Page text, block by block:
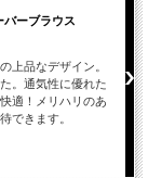
ーブラウス
上品なデザイン。
。通気性に優れた
適！メリハリのあ
できます。